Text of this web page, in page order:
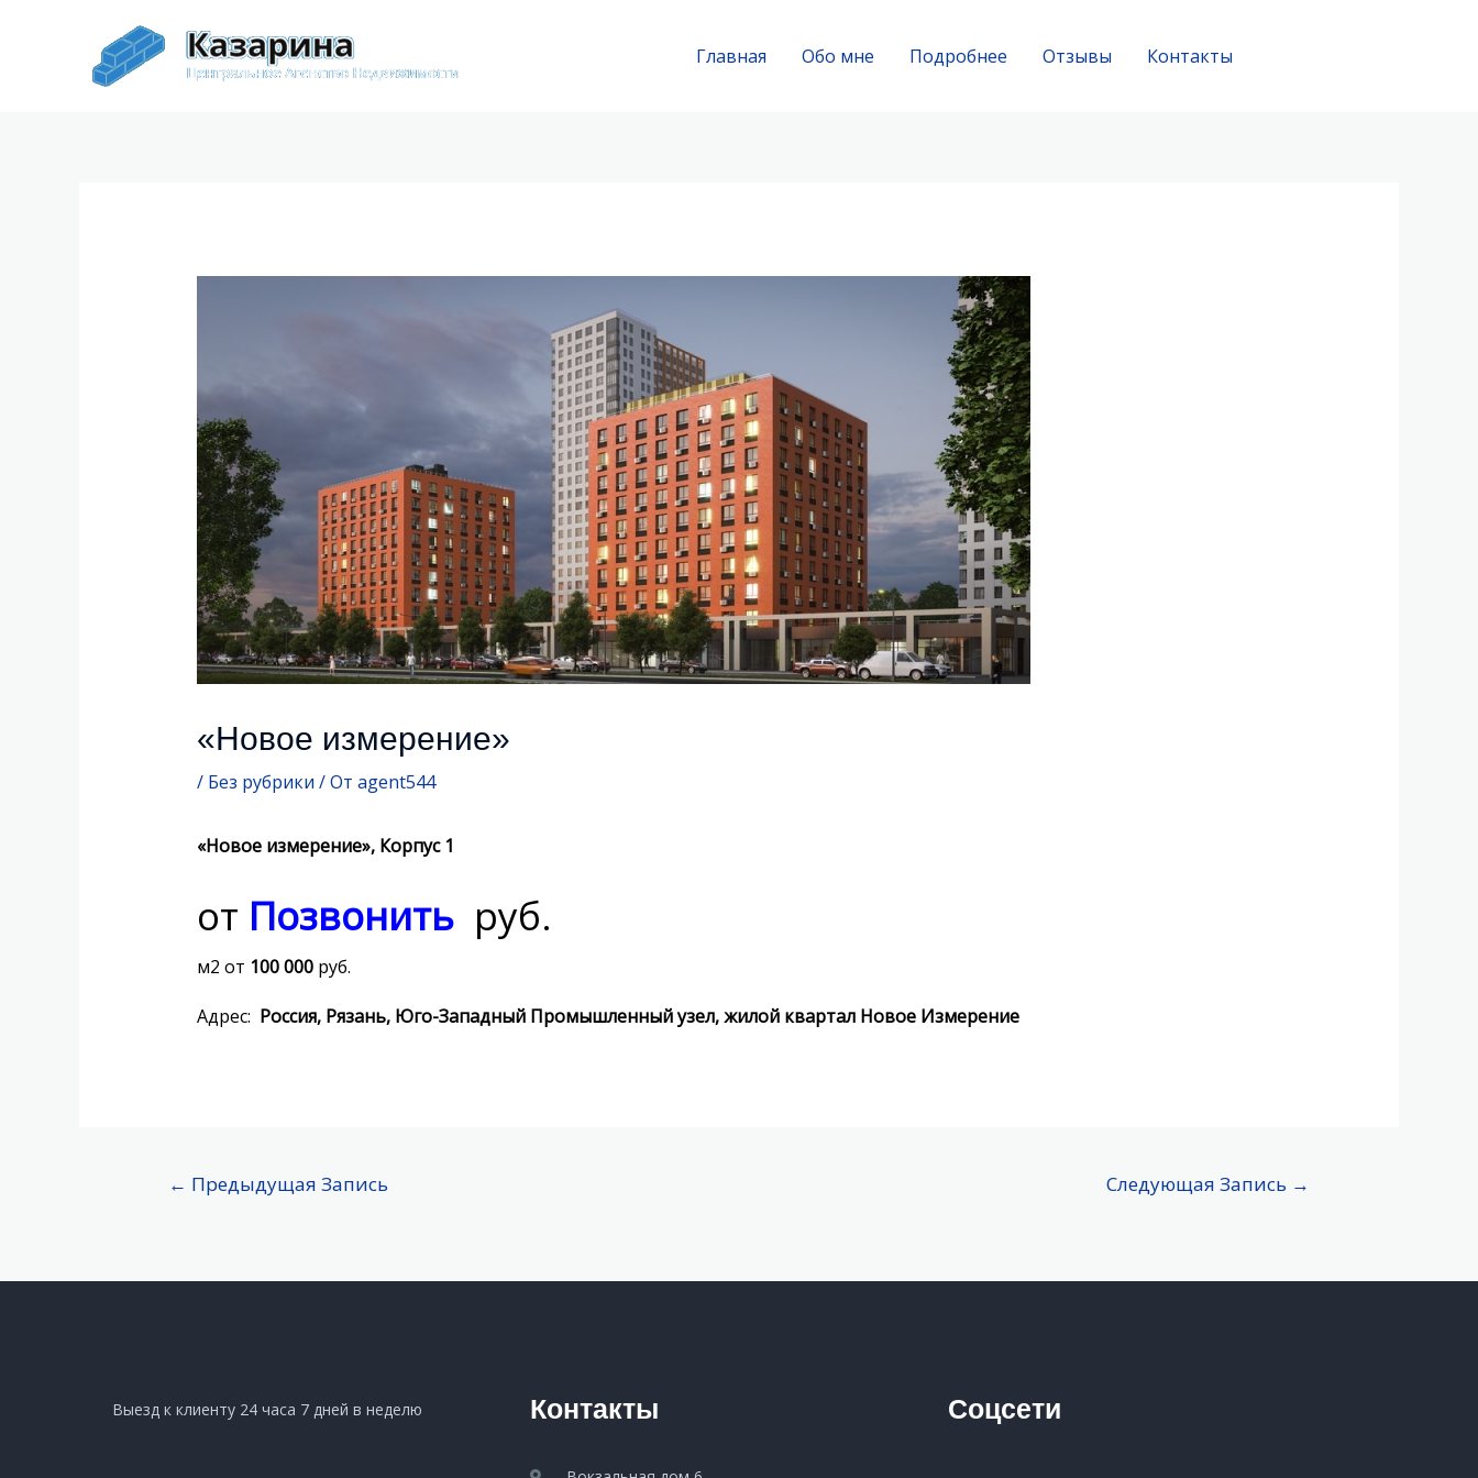
Главная Обо мне Подробнее Отзывы Контакты
«Новое измерение»
/ Без рубрики / От agent544
«Новое измерение», Корпус 1
от Позвонить руб.
м2 от 100 000руб.
Адрес: Россия, Рязань, Юго-Западный Промышленный узел, жилой квартал Новое Измерение
← Предыдущая Запись Следующая Запись →
Выезд к клиенту 24 часа 7 дней в неделю Контакты Соцсети